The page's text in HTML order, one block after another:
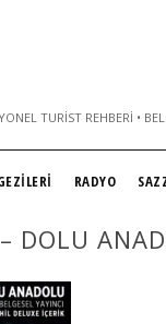
TURIST REHBERI •
RADYO
DOLU